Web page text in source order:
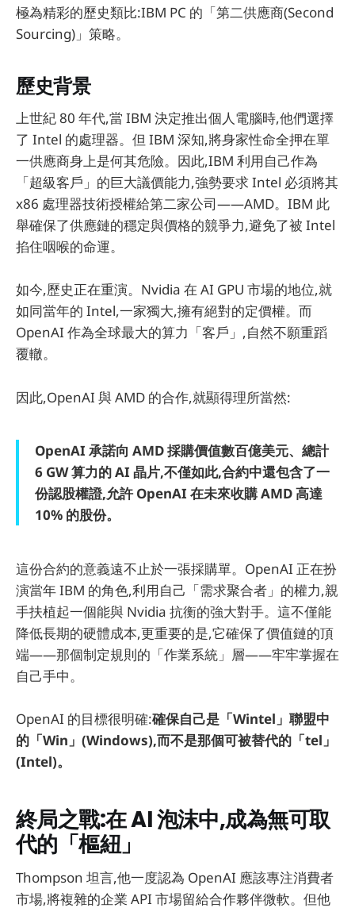
極為精彩的歷史類比:IBM PC 的「第二供應商(Second
Sourcing)」策略。
歷史背景
上世紀 80 年代,當 IBM 決定推出個人電腦時,他們選擇
了 Intel 的處理器。但 IBM 深知,將身家性命全押在單
一供應商身上是何其危險。因此,IBM 利用自己作為
「超級客戶」的巨大議價能力,強勢要求 Intel 必須將其
x86 處理器技術授權給第二家公司——AMD。IBM 此
舉確保了供應鏈的穩定與價格的競爭力,避免了被 Intel
掐住咽喉的命運。
如今,歷史正在重演。Nvidia 在 AI GPU 市場的地位,就
如同當年的 Intel,一家獨大,擁有絕對的定價權。而
OpenAI 作為全球最大的算力「客戶」,自然不願重蹈
覆轍。
因此,OpenAI 與 AMD 的合作,就顯得理所當然:
OpenAI 承諾向 AMD 採購價值數百億美元、總計
6 GW 算力的 AI 晶片,不僅如此,合約中還包含了一
份認股權證,允許 OpenAI 在未來收購 AMD 高達
10% 的股份。
這份合約的意義遠不止於一張採購單。OpenAI 正在扮
演當年 IBM 的角色,利用自己「需求聚合者」的權力,親
手扶植起一個能與 Nvidia 抗衡的強大對手。這不僅能
降低長期的硬體成本,更重要的是,它確保了價值鏈的頂
端——那個制定規則的「作業系統」層——牢牢掌握在
自己手中。
OpenAI 的目標很明確:確保自己是「Wintel」聯盟中
的「Win」(Windows),而不是那個可被替代的「tel」
(Intel)。
終局之戰:在 AI 泡沫中,成為無可取
代的「樞紐」
Thompson 坦言,他一度認為 OpenAI 應該專注消費者
市場,將複雜的企業 API 市場留給合作夥伴微軟。但他